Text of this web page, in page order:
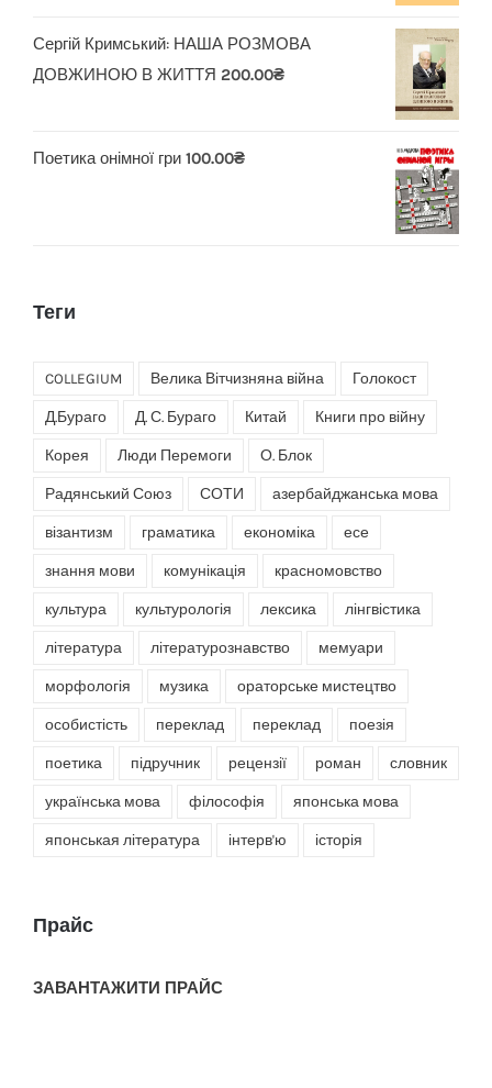
Сергій Кримський: НАША РОЗМОВА
ДОВЖИНОЮ В ЖИТТЯ 200.00₴
Поетика онімної гри 100.00₴
Теги
COLLEGIUM Велика Вітчизняна війна Голокост
Д.Бураго Д. С. Бураго Китай Книги про війну
Корея Люди Перемоги О. Блок
Радянський Союз СОТИ азербайджанська мова
візантизм граматика економіка есе
знання мови комунікація красномовство
культура культурологія лексика лінгвістика
література літературознавство мемуари
морфологія музика ораторське мистецтво
особистість переклад переклад поезія
поетика підручник рецензії роман словник
українська мова філософія японська мова
японськая література інтерв'ю історія
Прайс
ЗАВАНТАЖИТИ ПРАЙС